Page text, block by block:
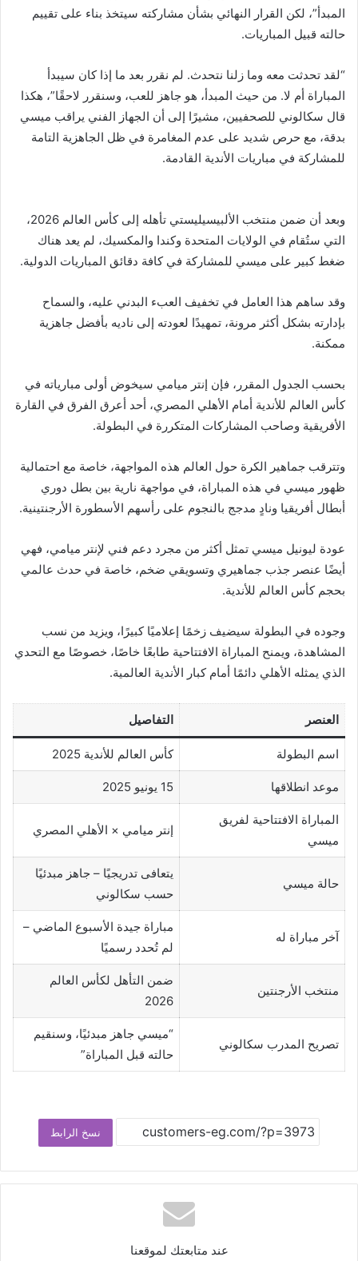
المبدأ”، لكن القرار النهائي بشأن مشاركته سيتخذ بناء على تقييم
حالته قبيل المباريات.
“لقد تحدثت معه وما زلنا نتحدث. لم نقرر بعد ما إذا كان سيبدأ
المباراة أم لا. من حيث المبدأ، هو جاهز للعب، وسنقرر لاحقًا”، هكذا
قال سكالوني للصحفيين، مشيرًا إلى أن الجهاز الفني يراقب ميسي
بدقة، مع حرص شديد على عدم المغامرة في ظل الجاهزية التامة
للمشاركة في مباريات الأندية القادمة.
وبعد أن ضمن منتخب الألبيسيليستي تأهله إلى كأس العالم 2026،
التي ستُقام في الولايات المتحدة وكندا والمكسيك، لم يعد هناك
ضغط كبير على ميسي للمشاركة في كافة دقائق المباريات الدولية.
وقد ساهم هذا العامل في تخفيف العبء البدني عليه، والسماح
بإدارته بشكل أكثر مرونة، تمهيدًا لعودته إلى ناديه بأفضل جاهزية
ممكنة.
بحسب الجدول المقرر، فإن إنتر ميامي سيخوض أولى مبارياته في
كأس العالم للأندية أمام الأهلي المصري، أحد أعرق الفرق في القارة
الأفريقية وصاحب المشاركات المتكررة في البطولة.
وتترقب جماهير الكرة حول العالم هذه المواجهة، خاصة مع احتمالية
ظهور ميسي في هذه المباراة، في مواجهة نارية بين بطل دوري
أبطال أفريقيا ونادٍ مدجج بالنجوم على رأسهم الأسطورة الأرجنتينية.
عودة ليونيل ميسي تمثل أكثر من مجرد دعم فني لإنتر ميامي، فهي
أيضًا عنصر جذب جماهيري وتسويقي ضخم، خاصة في حدث عالمي
بحجم كأس العالم للأندية.
وجوده في البطولة سيضيف زخمًا إعلاميًا كبيرًا، ويزيد من نسب
المشاهدة، ويمنح المباراة الافتتاحية طابعًا خاصًا، خصوصًا مع التحدي
الذي يمثله الأهلي دائمًا أمام كبار الأندية العالمية.
العنصر التفاصيل
اسم البطولة كأس العالم للأندية 2025
موعد انطلاقها 15 يونيو 2025
المباراة الافتتاحية لفريق
ميسي
إنتر ميامي × الأهلي المصري
حالة ميسي
يتعافى تدريجيًا – جاهز مبدئيًا
حسب سكالوني
آخر مباراة له
مباراة جيدة الأسبوع الماضي –
لم تُحدد رسميًا
منتخب الأرجنتين
ضمن التأهل لكأس العالم
2026
تصريح المدرب سكالوني
“ميسي جاهز مبدئيًا، وسنقيم
حالته قبل المباراة”
نسخ الرابط
عند متابعتك لموقعنا